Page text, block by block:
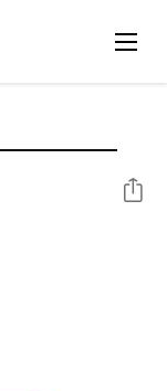
シェア